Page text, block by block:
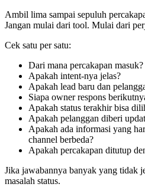
Ambil lima sampai sepuluh
Jangan mulai dari tool. Mulai dari
Cek satu per satu:
Dari mana percakapan masuk?
Apakah intent-nya jelas?
Apakah lead baru dan
Siapa owner respons
Apakah status terakhir bisa
Apakah pelanggan diberi
Apakah ada informasi yang
channel berbeda?
Apakah percakapan ditutup
Jika jawabannya banyak yang tidak
masalah status.